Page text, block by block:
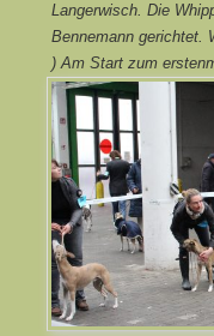
Langerwisch. Die
Bennemann gerichtet.
) Am Start zum